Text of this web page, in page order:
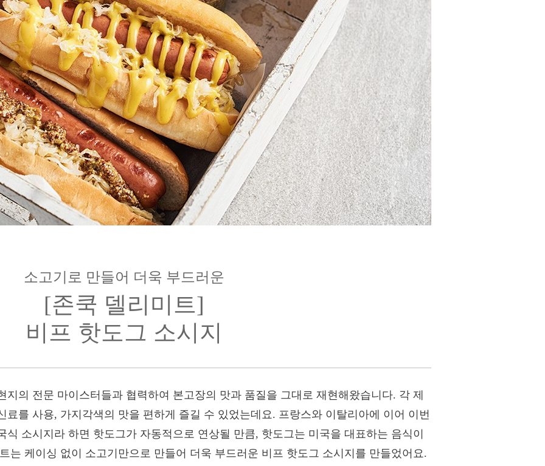
소고기로 만들어 더욱 부드러운
[존쿡 델리미트]
비프 핫도그 소시지
의 전문 마이스터들과 협력하여 본고장의 맛과 품질을 그대로 재현해왔습니다. 각 제
료를 사용, 가지각색의 맛을 편하게 즐길 수 있었는데요. 프랑스와 이탈리아에 이어 이번
소시지라 하면 핫도그가 자동적으로 연상될 만큼, 핫도그는 미국을 대표하는 음식이
는 케이싱 없이 소고기만으로 만들어 더욱 부드러운 비프 핫도그 소시지를 만들었어요.